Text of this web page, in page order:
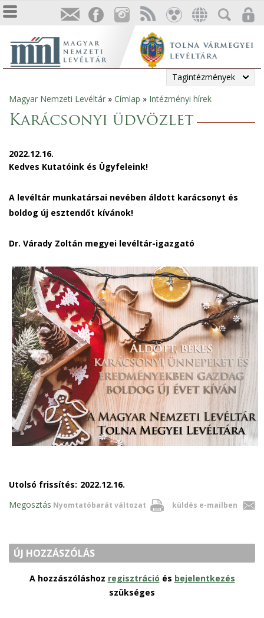
Tagintézmények
Jelenlegi
hely
Magyar Nemzeti Levéltár » Címlap » Intézményi hírek
Karácsonyi üdvözlet
2022.12.16.
Kedves Kutatóink és Ügyfeleink!
A levéltár munkatársai nevében áldott karácsonyt és
boldog új esztendőt kívánok!
Dr. Várady Zoltán megyei levéltár-igazgató
Utolsó frissítés: 2022.12.16.
Nyomtatóbarát változat küldés e-mailben
Megosztás
ÚJ HOZZÁSZÓLÁS
A hozzászóláshoz regisztráció és bejelentkezés
szükséges